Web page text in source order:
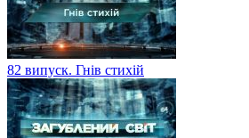
82 випуск. Гнів стихій